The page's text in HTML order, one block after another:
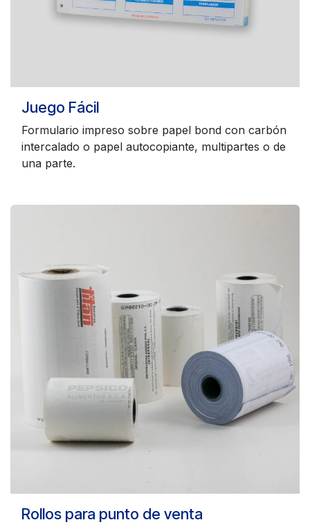
Juego Fácil
Formulario impreso sobre papel bond con carbón
intercalado o papel autocopiante, multipartes o de
una parte.
Rollos para punto de venta